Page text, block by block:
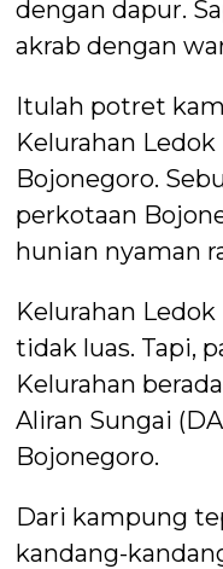
dengan dapur.
akrab dengan
Itulah potret
Kelurahan
Bojonegoro.
perkotaan
hunian nyaman
Kelurahan
tidak luas. Tapi,
Kelurahan
Aliran Sungai
Bojonegoro.
Dari kampung
kandang-